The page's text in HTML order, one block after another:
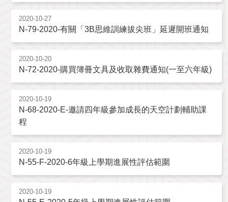
2020-10-27
N-79-2020-有關「3B思維訓練拔尖班」延遲開班通知
2020-10-20
N-72-2020-購買簿冊文具及收取雜費通知(一至六年級)
2020-10-19
N-68-2020-E-邀請四年級參加成長的天空計劃輔助課
程
2020-10-19
N-55-F-2020-6年級上學期進展性評估範圍
2020-10-19